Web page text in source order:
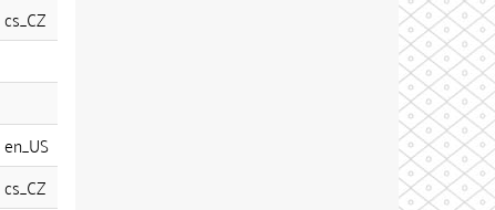
cs_CZ
en_US
cs_CZ